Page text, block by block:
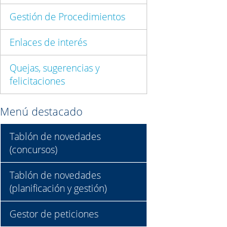
Gestión de Procedimientos
Enlaces de interés
Quejas, sugerencias y
felicitaciones
Menú destacado
Tablón de novedades
(concursos)
Tablón de novedades
(planificación y gestión)
Gestor de peticiones